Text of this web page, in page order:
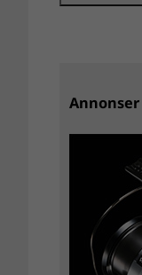
Annonser